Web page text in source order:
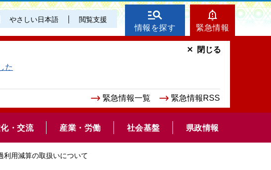
やさしい日本語 閲覧支援
情報を探す 緊急情報
た
緊急情報一覧 緊急情報RSS
閉じる
・交流 産業・労働 社会基盤 県政情報
利用減算の取扱いについて